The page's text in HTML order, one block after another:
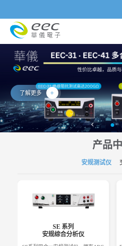
了解更多
产品
安规测试仪
SE 系列
安规综合分析仪